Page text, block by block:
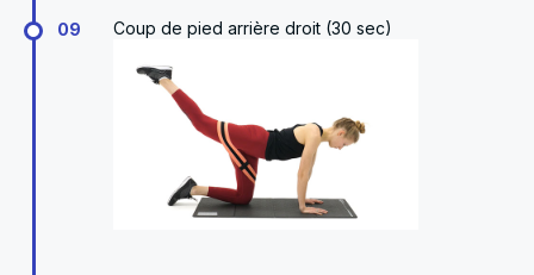
09 Coup de pied arrière droit (30 sec)